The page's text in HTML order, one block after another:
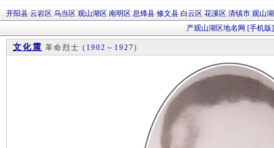
开阳县 云岩区 乌当区 观山湖区 南明区 息烽县 修文县 白云区 花溪区 清镇市 观山
产观山湖区地名网 [手机版]
文化震 革命烈士 ( 1902 ～ 1927)